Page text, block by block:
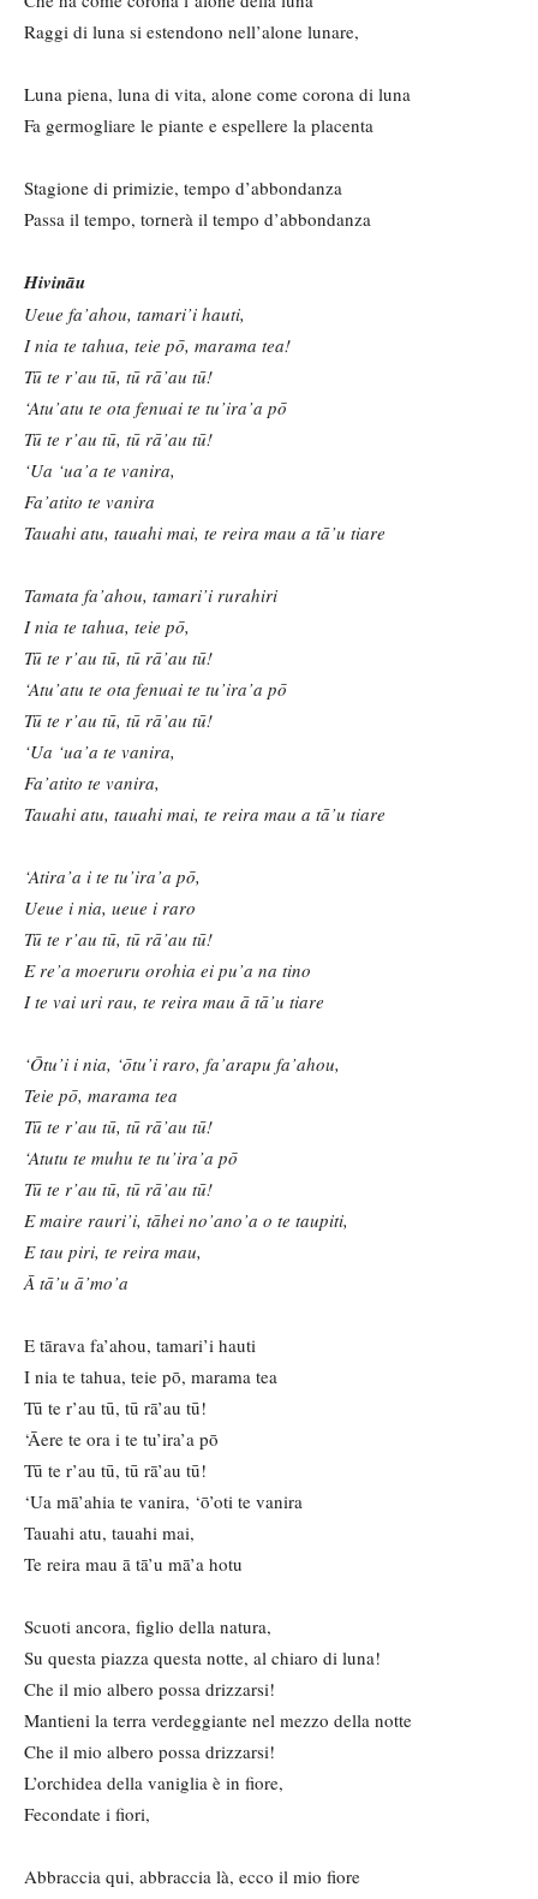
Raggi di luna si estendono nell’alone lunare,
Luna piena, luna di vita, alone come corona di luna
Fa germogliare le piante e espellere la placenta
Stagione di primizie, tempo d’abbondanza
Passa il tempo, tornerà il tempo d’abbondanza
Hivināu
Ueue fa’ahou, tamari’i hauti,
I nia te tahua, teie pō, marama tea!
Tū te r’au tū, tū rā’au tū!
‘Atu’atu te ota fenuai te tu’ira’a pō
Tū te r’au tū, tū rā’au tū!
‘Ua ‘ua’a te vanira,
Fa’atito te vanira
Tauahi atu, tauahi mai, te reira mau a tā’u tiare
Tamata fa’ahou, tamari’i rurahiri
I nia te tahua, teie pō,
Tū te r’au tū, tū rā’au tū!
‘Atu’atu te ota fenuai te tu’ira’a pō
Tū te r’au tū, tū rā’au tū!
‘Ua ‘ua’a te vanira,
Fa’atito te vanira,
Tauahi atu, tauahi mai, te reira mau a tā’u tiare
‘Atira’a i te tu’ira’a pō,
Ueue i nia, ueue i raro
Tū te r’au tū, tū rā’au tū!
E re’a moeruru orohia ei pu’a na tino
I te vai uri rau, te reira mau ā tā’u tiare
‘Ōtu’i i nia, ‘ōtu’i raro, fa’arapu fa’ahou,
Teie pō, marama tea
Tū te r’au tū, tū rā’au tū!
‘Atutu te muhu te tu’ira’a pō
Tū te r’au tū, tū rā’au tū!
E maire rauri’i, tāhei no’ano’a o te taupiti,
E tau piri, te reira mau,
Ā tā’u ā’mo’a
E tārava fa’ahou, tamari’i hauti
I nia te tahua, teie pō, marama tea
Tū te r’au tū, tū rā’au tū!
‘Āere te ora i te tu’ira’a pō
Tū te r’au tū, tū rā’au tū!
‘Ua mā’ahia te vanira, ‘ō’oti te vanira
Tauahi atu, tauahi mai,
Te reira mau ā tā’u mā’a hotu
Scuoti ancora, figlio della natura,
Su questa piazza questa notte, al chiaro di luna!
Che il mio albero possa drizzarsi!
Mantieni la terra verdeggiante nel mezzo della notte
Che il mio albero possa drizzarsi!
L’orchidea della vaniglia è in fiore,
Fecondate i fiori,
Abbraccia qui, abbraccia là, ecco il mio fiore